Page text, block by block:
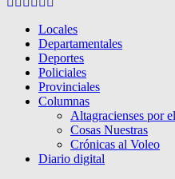
Locales
Departamentales
Deportes
Policiales
Provinciales
Columnas
Altagracienses por
Cosas Nuestras
Crónicas al Voleo
Diario digital